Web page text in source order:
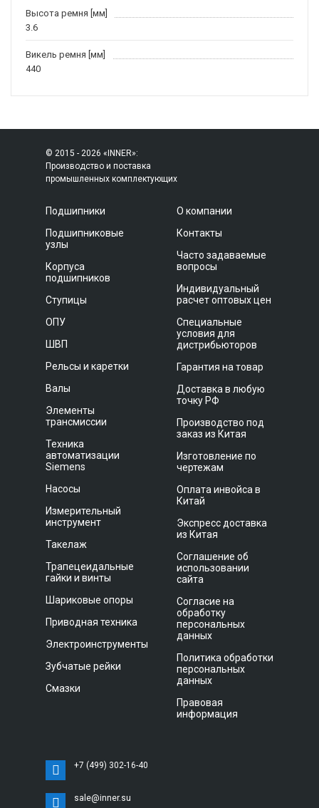
Высота ремня [мм]
3.6
Викель ремня [мм]
440
© 2015 - 2026 «INNER»:
Производство и поставка
промышленных комплектующих
Подшипники
Подшипниковые
узлы
Корпуса
подшипников
Ступицы
ОПУ
ШВП
Рельсы и каретки
Валы
Элементы
трансмиссии
Техника
автоматизации
Siemens
Насосы
Измерительный
инструмент
Такелаж
Трапецеидальные
гайки и винты
Шариковые опоры
Приводная техника
Электроинструменты
Зубчатые рейки
Смазки
О компании
Контакты
Часто задаваемые
вопросы
Индивидуальный
расчет оптовых цен
Специальные
условия для
дистрибьюторов
Гарантия на товар
Доставка в любую
точку РФ
Производство под
заказ из Китая
Изготовление по
чертежам
Оплата инвойса в
Китай
Экспресс доставка
из Китая
Соглашение об
использовании
сайта
Согласие на
обработку
персональных
данных
Политика обработки
персональных
данных
Правовая
информация
+7 (499) 302-16-40
sale@inner.su